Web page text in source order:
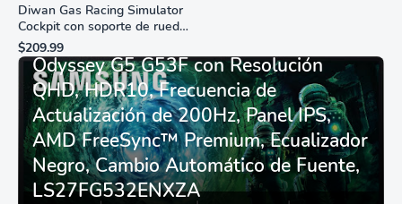
Diwan Gas Racing Simulator
Cockpit con soporte de rueda
de carreras plegable y
asiento - Logitech
G29/920/923/27/25,
Thrustmaster
T248/X/T300RS/T150/458/TX
$209.99
Monitor Gamer SAMSUNG 27”
Odyssey G5 G53F con Resolución
QHD, HDR10, Frecuencia de
Actualización de 200Hz, Panel IPS,
AMD FreeSync™ Premium, Ecualizador
Negro, Cambio Automático de Fuente,
LS27FG532ENXZA